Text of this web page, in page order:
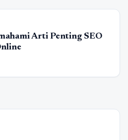
Arti Penting SEO